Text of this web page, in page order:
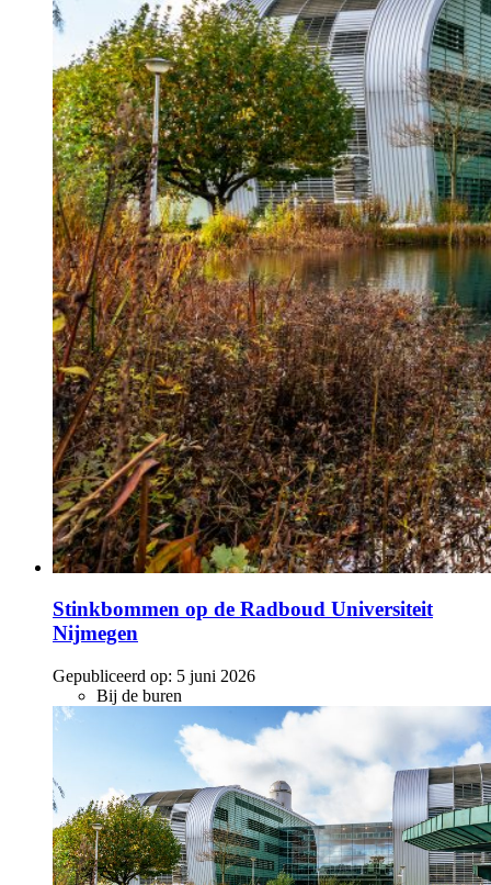
Stinkbommen op de Radboud Universiteit
Nijmegen
Gepubliceerd op: 5 juni 2026
Bij de buren